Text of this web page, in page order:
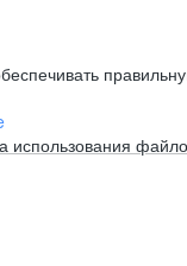
использования